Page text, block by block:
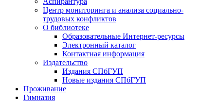
Центр мониторинга и анализа социально-
трудовых конфликтов
О библиотеке
Образовательные Интернет-ресурсы
Электронный каталог
Контактная информация
Издательство
Издания СПбГУП
Новые издания СПбГУП
Проживание
Гимназия